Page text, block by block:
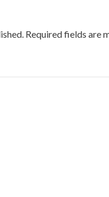
Required fields are